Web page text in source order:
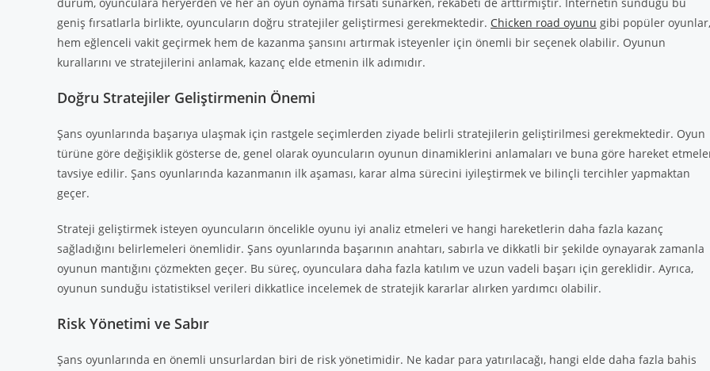
geniş fırsatlarla birlikte, oyuncuların doğru stratejiler geliştirmesi gerekmektedir. Chicken road oyunu gibi popüler oyunlar,
hem eğlenceli vakit geçirmek hem de kazanma şansını artırmak isteyenler için önemli bir seçenek olabilir. Oyunun
kurallarını ve stratejilerini anlamak, kazanç elde etmenin ilk adımıdır.
Doğru Stratejiler Geliştirmenin Önemi
Şans oyunlarında başarıya ulaşmak için rastgele seçimlerden ziyade belirli stratejilerin geliştirilmesi gerekmektedir. Oyun
türüne göre değişiklik gösterse de, genel olarak oyuncuların oyunun dinamiklerini anlamaları ve buna göre hareket
tavsiye edilir. Şans oyunlarında kazanmanın ilk aşaması, karar alma sürecini iyileştirmek ve bilinçli tercihler yapmaktan
geçer.
Strateji geliştirmek isteyen oyuncuların öncelikle oyunu iyi analiz etmeleri ve hangi hareketlerin daha fazla kazanç
sağladığını belirlemeleri önemlidir. Şans oyunlarında başarının anahtarı, sabırla ve dikkatli bir şekilde oynayarak zamanla
oyunun mantığını çözmekten geçer. Bu süreç, oyunculara daha fazla katılım ve uzun vadeli başarı için gereklidir. Ayrıca,
oyunun sunduğu istatistiksel verileri dikkatlice incelemek de stratejik kararlar alırken yardımcı olabilir.
Risk Yönetimi ve Sabır
Şans oyunlarında en önemli unsurlardan biri de risk yönetimidir. Ne kadar para yatırılacağı, hangi elde daha fazla bahis